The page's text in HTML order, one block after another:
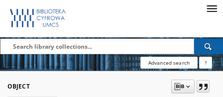
Advanced search ?
OBJECT